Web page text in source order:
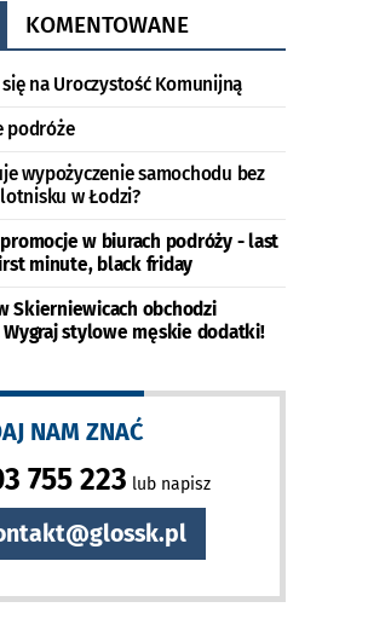
KOMENTOWANE
się na Uroczystość Komunijną
podróże
wypożyczenie samochodu bez
w Łodzi?
w biurach podróży - last
minute, black friday
Skierniewicach obchodzi
Wygraj stylowe męskie dodatki!
NAM ZNAĆ
755 223 lub napisz